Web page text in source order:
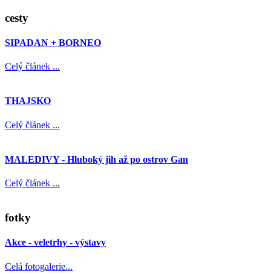
cesty
SIPADAN + BORNEO
Celý článek ...
THAJSKO
Celý článek ...
MALEDIVY - Hluboký jih až po ostrov Gan
Celý článek ...
fotky
Akce - veletrhy - výstavy
Celá fotogalerie...